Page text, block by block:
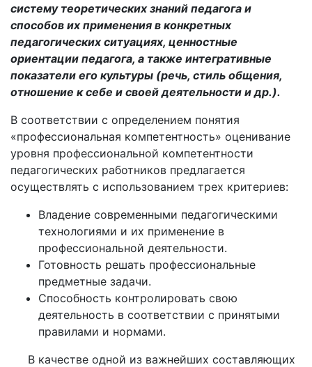
систему теоретических знаний педагога и
способов их применения в конкретных
педагогических ситуациях, ценностные
ориентации педагога, а также интегративные
показатели его культуры (речь, стиль общения,
отношение к себе и своей деятельности и др.).
В соответствии с определением понятия
«профессиональная компетентность» оценивание
уровня профессиональной компетентности
педагогических работников предлагается
осуществлять с использованием трех критериев:
Владение современными педагогическими
технологиями и их применение в
профессиональной деятельности.
Готовность решать профессиональные
предметные задачи.
Способность контролировать свою
деятельность в соответствии с принятыми
правилами и нормами.
В качестве одной из важнейших составляющих